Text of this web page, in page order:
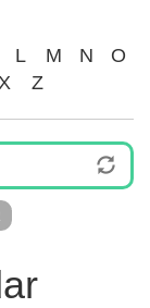
L M N
O
Z